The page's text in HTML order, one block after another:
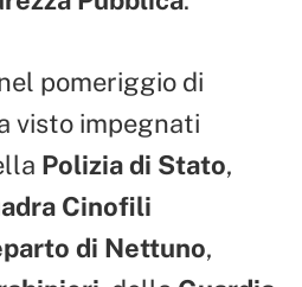
pomeriggio di
visto impegnati
Polizia di Stato,
Cinofili
di Nettuno,